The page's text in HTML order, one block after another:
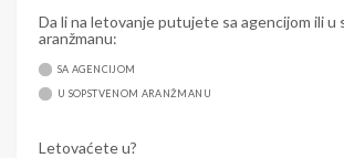
Da li na letovanje putujete sa agencijom ili u
aranžmanu:
SA AGENCIJOM
U SOPSTVENOM ARANŽMANU
Letovaćete u?